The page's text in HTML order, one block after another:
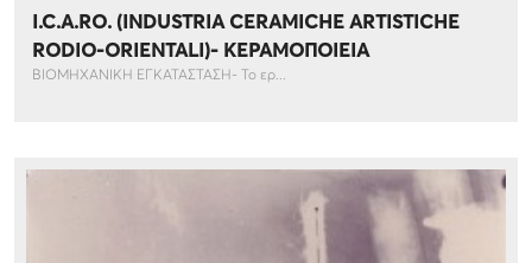
I.C.A.RO. (INDUSTRIA CERAMICHE ARTISTICHE
RODIO-ORIENTALI)- ΚΕΡΑΜΟΠΟΙΕΙΑ
ΒΙΟΜΗΧΑΝΙΚΗ ΕΓΚΑΤΑΣΤΑΣΗ- Το ερ...